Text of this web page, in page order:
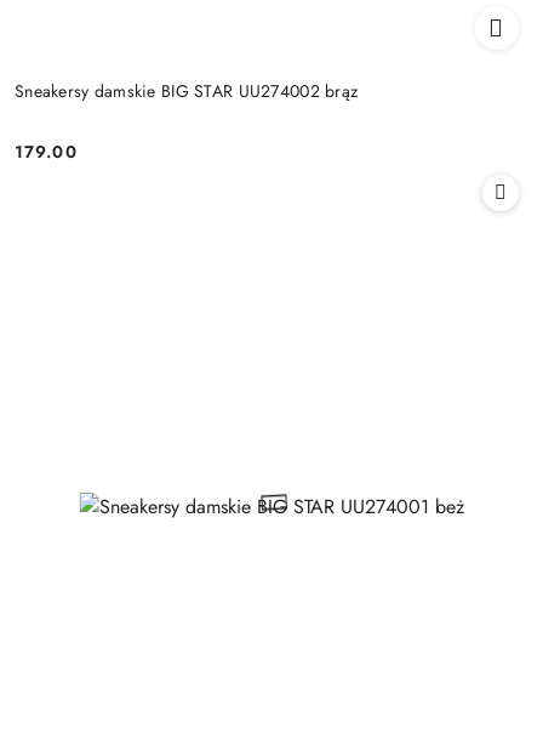
Sneakersy damskie BIG STAR UU274002 brąz
Cena:
179.00